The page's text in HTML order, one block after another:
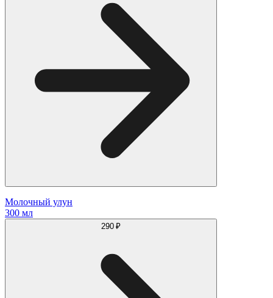
Молочный улун
300 мл
290 ₽